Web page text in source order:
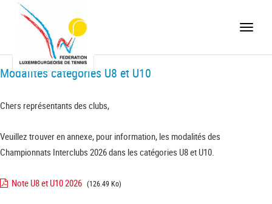
Toggle
Modalités catégories U8 et U10
Chers représentants des clubs,
Veuillez trouver en annexe, pour information, les modalités des
Championnats Interclubs 2026 dans les catégories U8 et U10.
Note U8 et U10 2026 (126.49 Ko)